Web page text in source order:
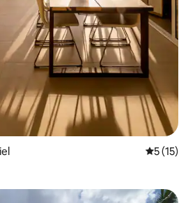
平均评分
5 (15)